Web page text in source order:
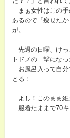
まぁ女性はこの手
あるので「痩せた
が。
先週の日曜、けっ
トドメの一撃になっ
お風呂入って自分
とる！
よし！このまま維
服着たままで70キ